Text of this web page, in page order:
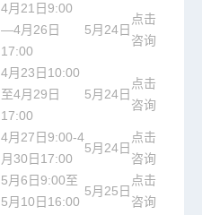
4月21日9:00
—4月26日
17:00
5月24日
点击
咨询
4月23日10:00
至4月29日
17:00
5月24日
点击
咨询
4月27日9:00-4
月30日17:00
5月24日
点击
咨询
5月6日9:00至
5月10日16:00
5月25日
点击
咨询